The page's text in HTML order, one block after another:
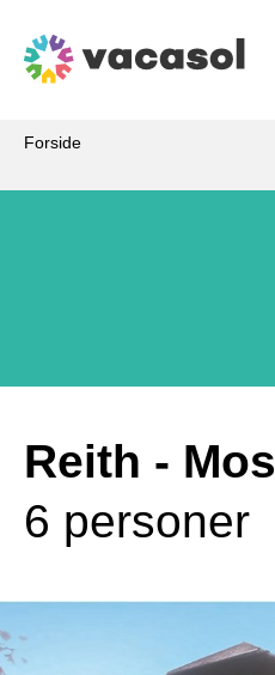
Forside
Reith -
6 personer